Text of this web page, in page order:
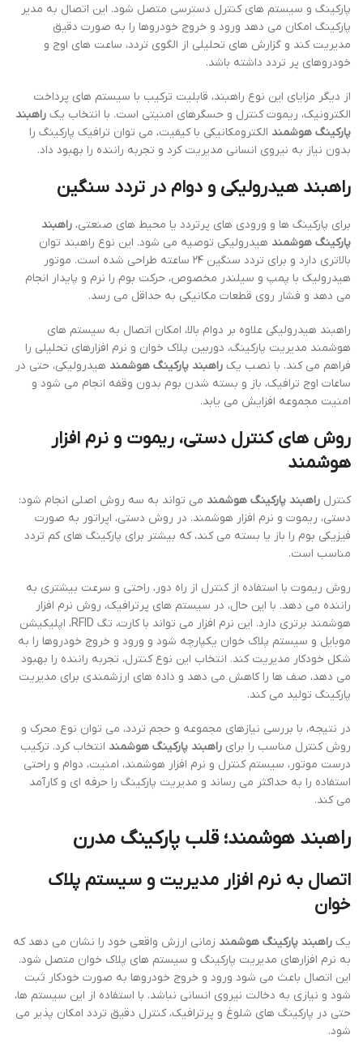
پارکینگ و سیستم های کنترل دسترسی متصل شود. این اتصال به مدیر
پارکینگ امکان می دهد ورود و خروج خودروها را به صورت دقیق
مدیریت کند و گزارش های تحلیلی از الگوی تردد، ساعت های اوج و
خودروهای پر تردد داشته باشد.
از دیگر مزایای این نوع راهبند، قابلیت ترکیب با سیستم های پرداخت
الکترونیک، ریموت کنترل و حسگرهای امنیتی است. با انتخاب یک راهبند
پارکینگ هوشمند الکترومکانیکی با کیفیت، می توان ترافیک پارکینگ را
بدون نیاز به نیروی انسانی مدیریت کرد و تجربه راننده را بهبود داد.
راهبند هیدرولیکی و دوام در تردد سنگین
برای پارکینگ ها و ورودی های پرتردد یا محیط های صنعتی، راهبند
پارکینگ هوشمند هیدرولیکی توصیه می شود. این نوع راهبند توان
بالاتری دارد و برای تردد سنگین ۲۴ ساعته طراحی شده است. موتور
هیدرولیک با پمپ و سیلندر مخصوص، حرکت بوم را نرم و پایدار انجام
می دهد و فشار روی قطعات مکانیکی به حداقل می رسد.
راهبند هیدرولیکی علاوه بر دوام بالا، امکان اتصال به سیستم های
هوشمند مدیریت پارکینگ، دوربین پلاک خوان و نرم افزارهای تحلیلی را
فراهم می کند. با نصب یک راهبند پارکینگ هوشمند هیدرولیکی، حتی در
ساعات اوج ترافیک، باز و بسته شدن بوم بدون وقفه انجام می شود و
امنیت مجموعه افزایش می یابد.
روش های کنترل دستی، ریموت و نرم افزار
هوشمند
کنترل راهبند پارکینگ هوشمند می تواند به سه روش اصلی انجام شود:
دستی، ریموت و نرم افزار هوشمند. در روش دستی، اپراتور به صورت
فیزیکی بوم را باز یا بسته می کند، که بیشتر برای پارکینگ های کم تردد
مناسب است.
روش ریموت با استفاده از کنترل از راه دور، راحتی و سرعت بیشتری به
راننده می دهد. با این حال، در سیستم های پرترافیک، روش نرم افزار
هوشمند برتری دارد. این نرم افزار می تواند با کارت، تگ RFID، اپلیکیشن
موبایل و سیستم پلاک خوان یکپارچه شود و ورود و خروج خودروها را به
شکل خودکار مدیریت کند. انتخاب این نوع کنترل، تجربه راننده را بهبود
می دهد، صف ها را کاهش می دهد و داده های ارزشمندی برای مدیریت
پارکینگ تولید می کند.
در نتیجه، با بررسی نیازهای مجموعه و حجم تردد، می توان نوع محرک و
روش کنترل مناسب را برای راهبند پارکینگ هوشمند انتخاب کرد. ترکیب
درست موتور، سیستم کنترل و نرم افزار هوشمند، امنیت، دوام و راحتی
استفاده را به حداکثر می رساند و مدیریت پارکینگ را حرفه ای و کارآمد
می کند.
راهبند هوشمند؛ قلب پارکینگ مدرن
اتصال به نرم افزار مدیریت و سیستم پلاک
خوان
یک راهبند پارکینگ هوشمند زمانی ارزش واقعی خود را نشان می دهد که
به نرم افزارهای مدیریت پارکینگ و سیستم های پلاک خوان متصل شود.
این اتصال باعث می شود ورود و خروج خودروها به صورت خودکار ثبت
شود و نیازی به دخالت نیروی انسانی نباشد. با استفاده از این سیستم ها،
حتی در پارکینگ های شلوغ و پرترافیک، کنترل دقیق تردد امکان پذیر می
شود.